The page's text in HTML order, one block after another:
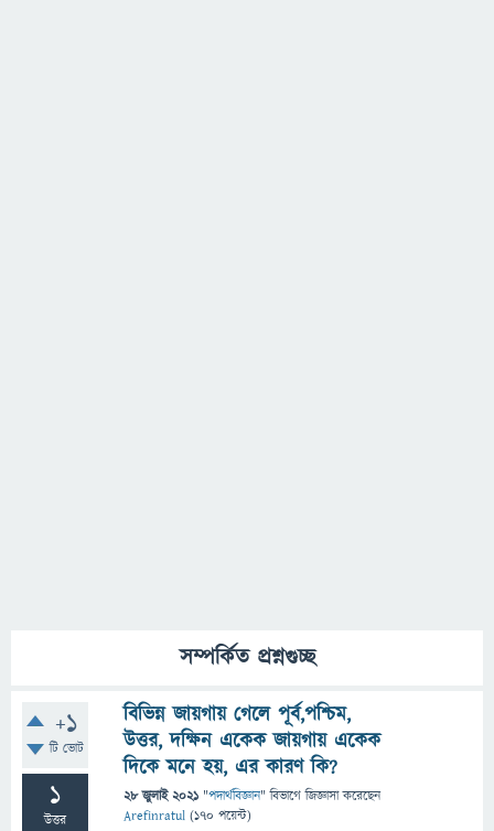
সম্পর্কিত প্রশ্নগুচ্ছ
+1
টি ভোট
1
উত্তর
বিভিন্ন জায়গায় গেলে পূর্ব,পশ্চিম,
উত্তর, দক্ষিন একেক জায়গায় একেক
দিকে মনে হয়, এর কারণ কি?
28 জুলাই 2021 "পদার্থবিজ্ঞান" বিভাগে জিজ্ঞাসাকরেছেন
Arefinratul (170 পয়েন্ট)